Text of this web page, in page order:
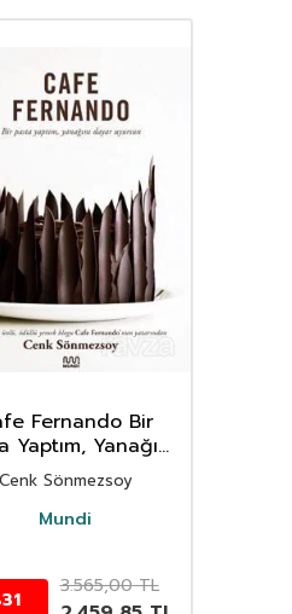
Fernando Bir
Yaptım, Yanağını
Dayar Uyursun
Cenk Sönmezsoy
Mundi
31
3.565,00TL